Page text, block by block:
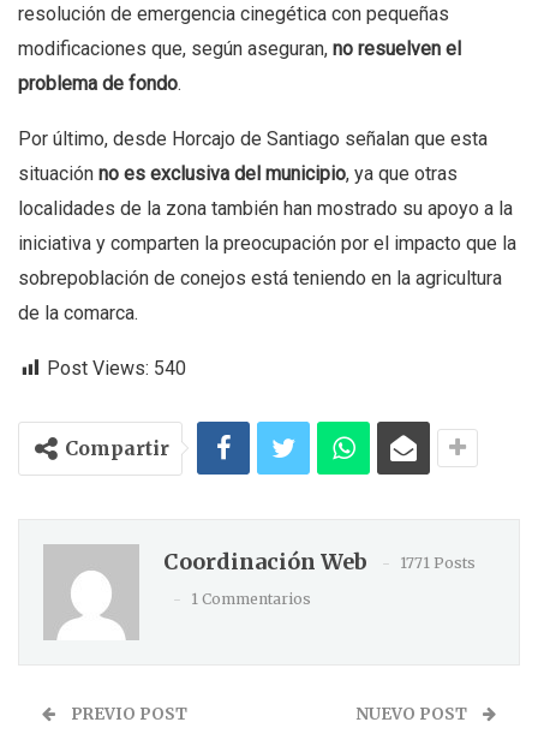
resolución de emergencia cinegética con pequeñas
modificaciones que, según aseguran, no resuelven el
problema de fondo.
Por último, desde Horcajo de Santiago señalan que esta
situación no es exclusiva del municipio, ya que otras
localidades de la zona también han mostrado su apoyo a la
iniciativa y comparten la preocupación por el impacto que la
sobrepoblación de conejos está teniendo en la agricultura
de la comarca.
Post Views: 540
Compartir
Coordinación Web
1771 Posts
1 Commentarios
PREVIO POST NUEVO POST